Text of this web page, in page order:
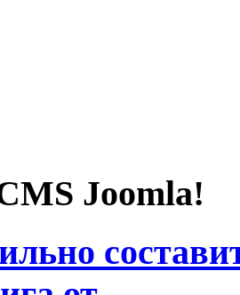
Joomla!